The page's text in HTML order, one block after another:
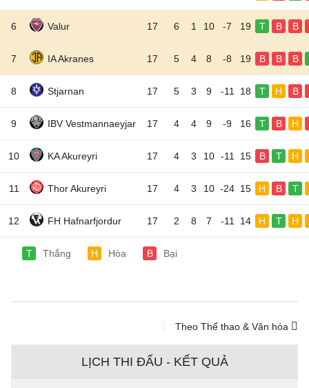
6 Valur 17 6 1 10 -7 19 T B B
7 IA Akranes 17 5 4 8 -8 19 B B B
8 Stjarnan 17 5 3 9 -11 18 T H B
9 IBV Vestmannaeyjar 17 4 4 9 -9 16 T B H
10 KA Akureyri 17 4 3 10 -11 15 B T H
11 Thor Akureyri 17 4 3 10 -24 15 H B T
12 FH Hafnarfjordur 17 2 8 7 -11 14 H T H
T Thắng H Hòa B Bại
Theo Thể thao & Văn hóa
LỊCH THI ĐẤU - KẾT QUẢ